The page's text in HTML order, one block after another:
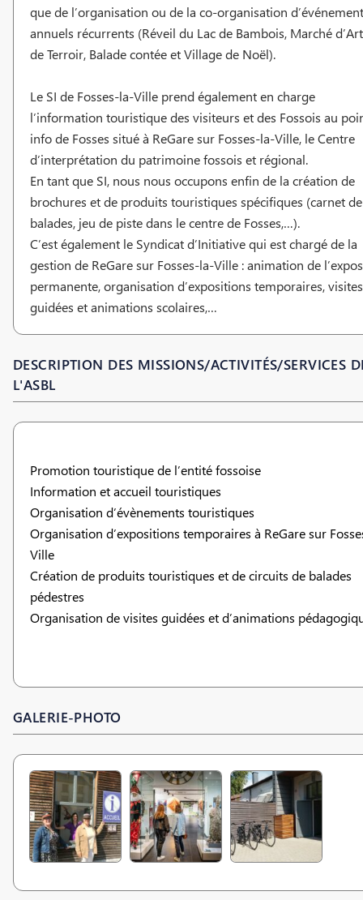
que de l’organisation ou de la co-organisation
annuels récurrents (Réveil du Lac de Bambois, Marché
de Terroir, Balade contée et Village de Noël).
Le SI de Fosses-la-Ville prend également en charge
l’information touristique des visiteurs et des Fossois au
info de Fosses situé à ReGare sur Fosses-la-Ville, le Centre
d’interprétation du patrimoine fossois et régional.
En tant que SI, nous nous occupons enfin de la création de
brochures et de produits touristiques spécifiques (carnet de
balades, jeu de piste dans le centre de Fosses,…).
C’est également le Syndicat d’Initiative qui est chargé de la
gestion de ReGare sur Fosses-la-Ville : animation de
permanente, organisation d’expositions temporaires, visites
guidées et animations scolaires,…
DESCRIPTION DES MISSIONS/ACTIVITÉS/SERVICES
L'ASBL
Promotion touristique de l’entité fossoise
Information et accueil touristiques
Organisation d’évènements touristiques
Organisation d’expositions temporaires à ReGare sur
Ville
Création de produits touristiques et de circuits de balades
pédestres
Organisation de visites guidées et d’animations
GALERIE-PHOTO